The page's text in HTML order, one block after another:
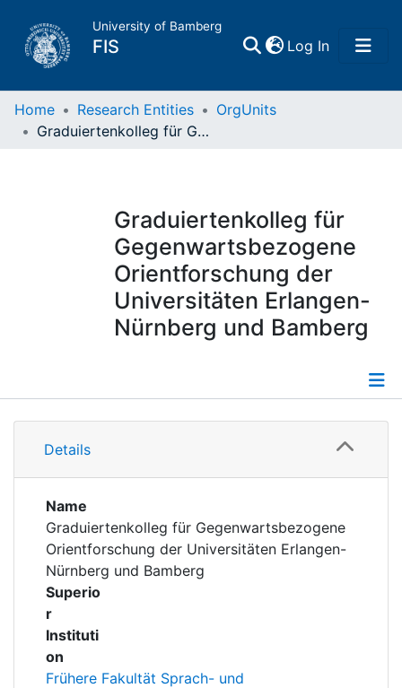
University of Bamberg
FIS Log In(current)
Home
Research Data
Projects
People
Awards
My FIS
Help
Home Research Entities
OrgUnits
Graduiertenkolleg für Gegenwartsbezogene Orientforschung der Universitäten Erlangen-Nürnberg und Bamberg
Graduiertenkolleg für
Gegenwartsbezogene
Orientforschung der
Universitäten Erlangen-
Nürnberg und Bamberg
Information
Details
Name
Graduiertenkolleg für Gegenwartsbezogene
Orientforschung der Universitäten Erlangen-
Nürnberg und Bamberg
Superio
r
Instituti
on
Frühere Fakultät Sprach- und